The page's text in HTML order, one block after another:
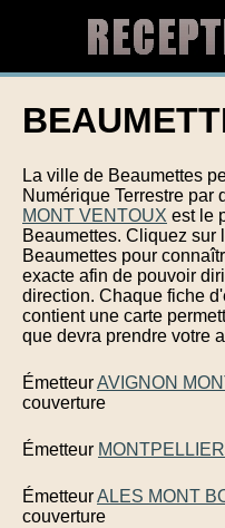
La ville de Beaumettes
Numérique Terrestre par
MONT VENTOUX est le
Beaumettes. Cliquez sur
Beaumettes pour
exacte afin de pouvoir
direction. Chaque fiche
contient une carte
que devra prendre votre
ÉmetteurAVIGNON
couverture
Émetteur MONTPELLIER
ÉmetteurALES MONT
couverture